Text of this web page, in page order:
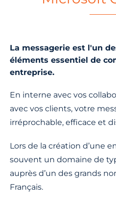
La messagerie est l'un
éléments essentiel de
entreprise.
En interne avec vos
avec vos clients, votre
irréprochable, efficace et
Lors de la création d’une
souvent un domaine de
auprès d’un des grands
Français.